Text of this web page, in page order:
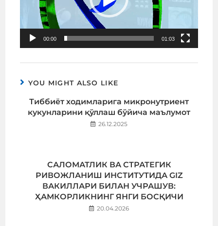
00:00 01:03
YOU MIGHT ALSO LIKE
Тиббиёт ходимларига микронутриент
кукунларини қўллаш бўйича маълумот
26.12.2025
САЛОМАТЛИК ВА СТРАТЕГИК
РИВОЖЛАНИШ ИНСТИТУТИДА GIZ
ВАКИЛЛАРИ БИЛАН УЧРАШУВ:
ҲАМКОРЛИКНИНГ ЯНГИ БОСҚИЧИ
20.04.2026